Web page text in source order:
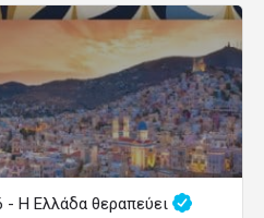
- Η Ελλάδα θεραπεύει